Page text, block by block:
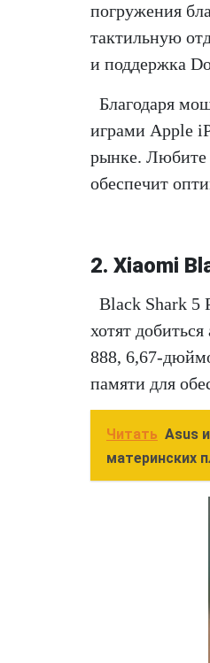
погружения
тактильную
и поддержка
Благодаря
играми Apple
рынке. Любите
обеспечит
2. Xiaomi
Black Shark 5
хотят
888, 6,67-
памяти для
Читать Asus
материнских